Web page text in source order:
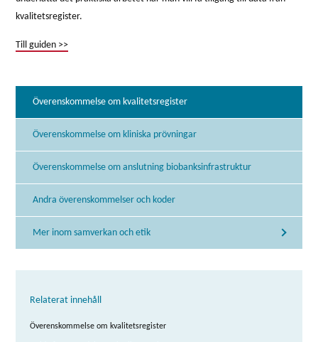
Överenskommelse om kvalitetsregister
Överenskommelse om kliniska prövningar
Överenskommelse om anslutning biobanksinfrastruktur
Andra överenskommelser och koder
Mer inom samverkan och etik
Relaterat innehåll
Överenskommelse om kvalitetsregister
kvalitetsregister.
Till guiden >>